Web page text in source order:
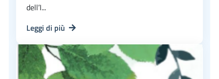
dell’I...
Leggi di più